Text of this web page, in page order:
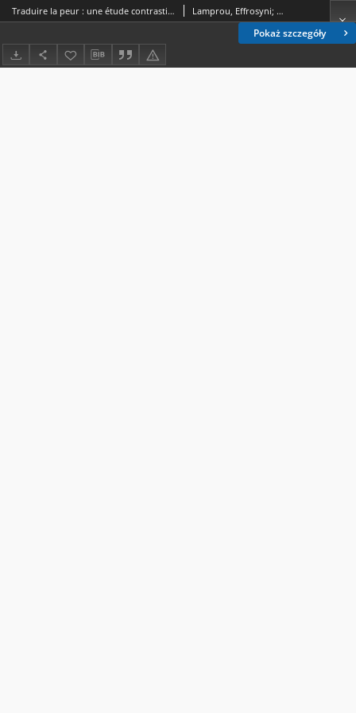
Pokaż szczegóły
Traduire la peur : une étude contrastive Lamprou, Effrosyni; Valetopoulos, Freiderikos